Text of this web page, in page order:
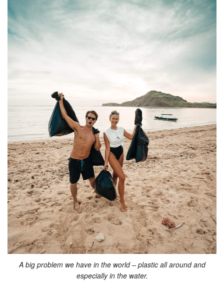
A big problem we have in the world – plastic all around and
especially in the water.